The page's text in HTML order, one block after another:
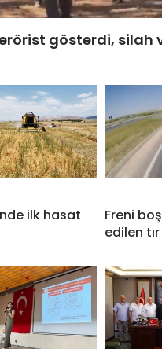
gösterdi, silah
ilk hasat
Freni
edilen